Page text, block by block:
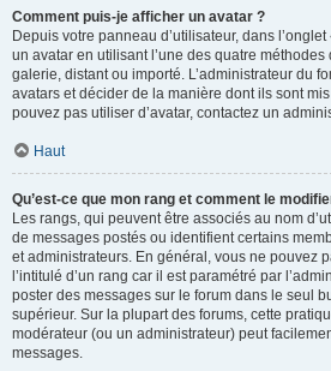
Comment puis-je afficher un avatar ?
Depuis votre panneau d’utilisateur, dans
un avatar en utilisant l’une des quatre méthodes
galerie, distant ou importé. L’administrateur du
avatars et décider de la manière dont ils sont
pouvez pas utiliser d’avatar, contactez un
Haut
Qu’est-ce que mon rang et comment le
Les rangs, qui peuvent être associés au nom
de messages postés ou identifient certains
et administrateurs. En général, vous ne pouvez
l’intitulé d’un rang car il est paramétré par
poster des messages sur le forum dans le seul
supérieur. Sur la plupart des forums, cette
modérateur (ou un administrateur) peut
messages.